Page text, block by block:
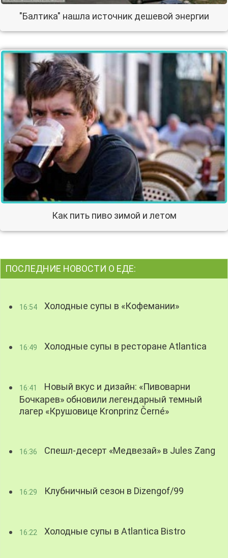
"Балтика" нашла источник дешевой энергии
Как пить пиво зимой и летом
ПОСЛЕДНИЕ НОВОСТИ О ЕДЕ:
16:54 Холодные супы в «Кофемании»
16:49 Холодные супы в ресторане Atlantica
16:41
Новый вкус и дизайн: «Пивоварни
Бочкарев» обновили легендарный темный
лагер «Крушовице Kronprinz Černé»
16:36 Спешл-десерт «Медвезай» в Jules Zang
16:29 Клубничный сезон в Dizengof/99
16:22 Холодные супы в Atlantica Bistro